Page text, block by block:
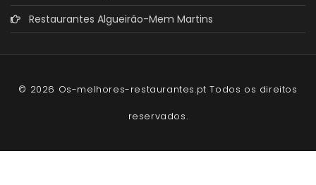
Restaurantes Algueirão-Mem Martins
© 2026 Os-melhores-restaurantes.pt Todos os direitos
reservados.